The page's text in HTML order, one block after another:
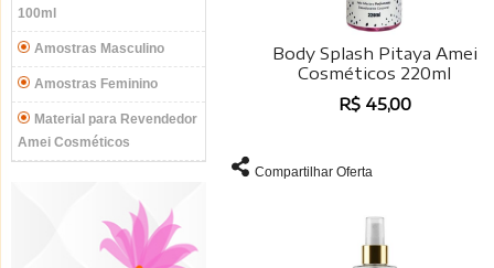
100ml
Amostras Masculino
Amostras Feminino
Material para Revendedor
Amei Cosméticos
Body Splash Pitaya Amei
Cosméticos 220ml
R$ 45,00
Compartilhar Oferta